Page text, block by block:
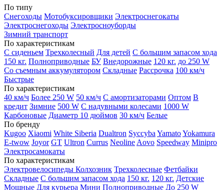
По типу
Снегоходы Мотобуксировщики Электроснегокаты
Электроснегоходы Электросноуборды
Зимний транспорт
По характеристикам
С сиденьем Трехколесный Для детей С большим запасом хода
150 кг. Полноприводные БУ Внедорожные 120 кг. до 250 W
Со съемным аккумулятором Складные Рассрочка 100 км/ч
Быстрые
По характеристикам
40 км/ч Более 250 W 50 км/ч С амортизаторами Оптом В
кредит Зимние 500 W С надувными колесами 1000 W
Карбоновые Диаметр 10 дюймов 30 км/ч Белые
По бренду
Kugoo Xiaomi White Siberia Dualtron Syccyba YamatoYokamura
E-twow Joyor GT Ultron Currus Neoline Aovo Speedway Minipro
Электросамокаты
По характеристикам
Электровелосипеды Колхозник Трехколесные Фетбайки
Складные С большим запасом хода 150 кг. 120 кг. Детские
Мощные Для курьера Мини Полноприводные До 250 W